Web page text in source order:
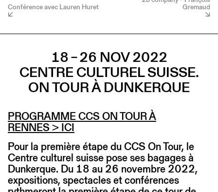
Conférence avec Lauren Huret Gremaud
18 – 26 NOV 2022
CENTRE CULTUREL SUISSE.
ON TOUR À DUNKERQUE
PROGRAMME CCS ON TOUR À
RENNES > ICI
Pour la première étape du CCS On Tour, le
Centre culturel suisse pose ses bagages à
Dunkerque. Du 18 au 26 novembre 2022,
expositions, spectacles et conférences